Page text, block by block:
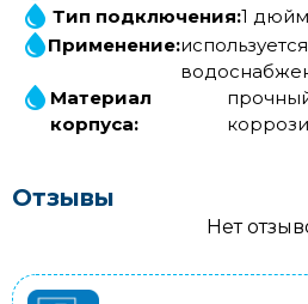
Тип подключения:1
Применение:
Материал
корпуса:
Отзывы
Нет